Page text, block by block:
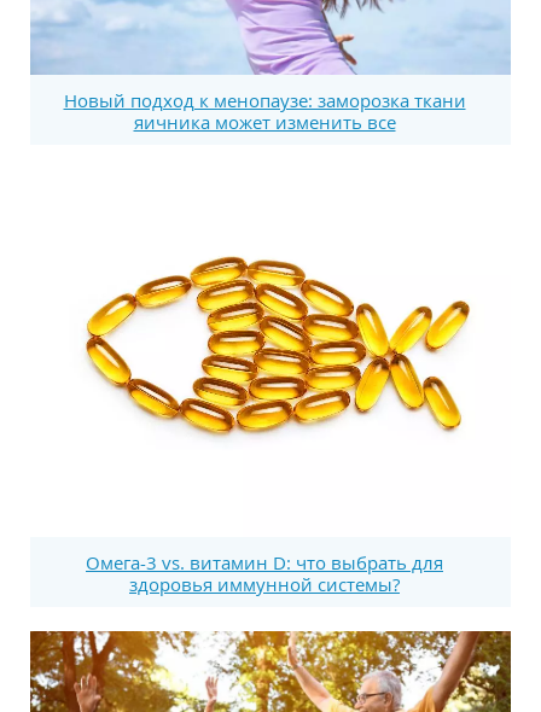
Новый подход к менопаузе: заморозка ткани
яичника может изменить все
Омега-3 vs. витамин D: что выбрать для
здоровья иммунной системы?